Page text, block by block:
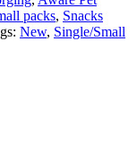
packs, Snacks
New, Single/Small